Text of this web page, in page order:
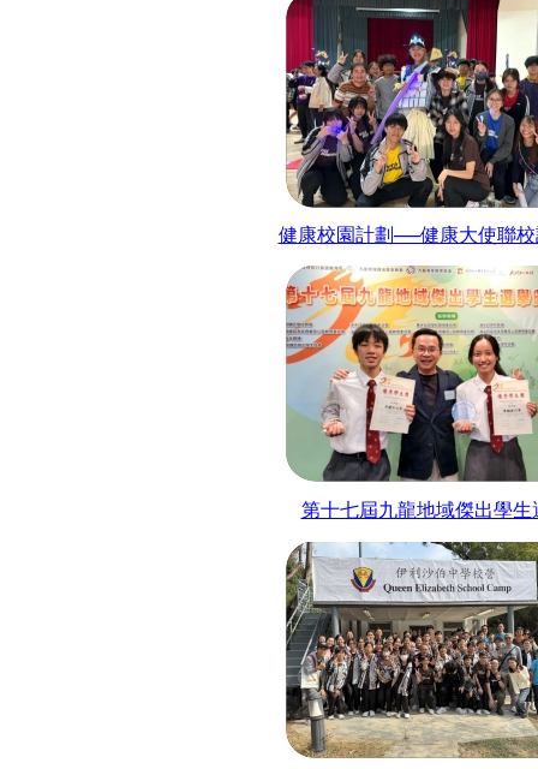
健康校園計劃──健康大使聯
第十七屆九龍地域傑出學生